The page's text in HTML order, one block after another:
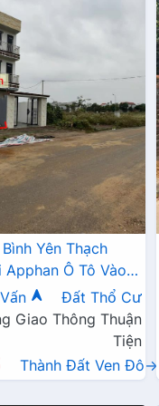
Yên Thạch
Ô Tô Vào
Đúc Thân Thiện
Đất Thổ Cư
Giao Thông Thuận
Tiện
Thành Đất Ven Đô→